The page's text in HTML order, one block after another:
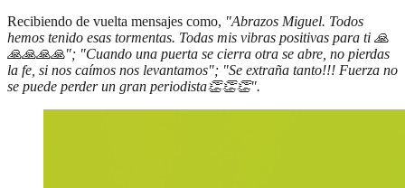
Recibiendo de vuelta mensajes como, "Abrazos Miguel. Todos
hemos tenido esas tormentas. Todas mis vibras positivas para ti 🙏
🙏🙏🙏🙏"; "Cuando una puerta se cierra otra se abre, no pierdas
la fe, si nos caímos nos levantamos"; "Se extraña tanto!!! Fuerza no
se puede perder un gran periodista👏👏👏".